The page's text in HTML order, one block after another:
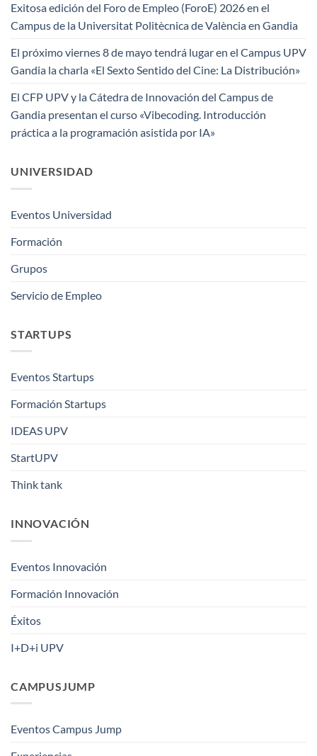
Exitosa edición del Foro de Empleo (ForoE) 2026 en el
Campus de la Universitat Politècnica de València en Gandia
El próximo viernes 8 de mayo tendrá lugar en el Campus UPV
Gandia la charla «El Sexto Sentido del Cine: La Distribución»
El CFP UPV y la Cátedra de Innovación del Campus de
Gandia presentan el curso «Vibecoding. Introducción
práctica a la programación asistida por IA»
UNIVERSIDAD
Eventos Universidad
Formación
Grupos
Servicio de Empleo
STARTUPS
Eventos Startups
Formación Startups
IDEAS UPV
StartUPV
Think tank
INNOVACIÓN
Eventos Innovación
Formación Innovación
Éxitos
I+D+i UPV
CAMPUSJUMP
Eventos Campus Jump